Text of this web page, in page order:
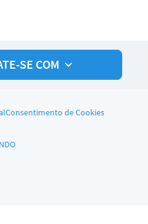
SE COM
Consentimento de Cookies